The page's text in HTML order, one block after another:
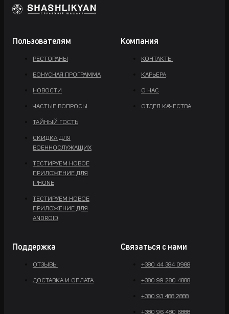
Пользователям
РЕСТОРАНЫ
БОНУСНАЯ ПРОГРАММА
НОВОСТИ
ЧАСТЫЕ ВОПРОСЫ
ТАЙНЫЙ ГОСТЬ
СКИДКА ДЛЯ
ВОЕННОСЛУЖАЩИХ
ТЕСТИРУЕМ НОВОЕ
ПРИЛОЖЕНИЕ ДЛЯ
IPHONE
ТЕСТИРУЕМ НОВОЕ
ПРИЛОЖЕНИЕ ДЛЯ
ANDROID
Компания
КОНТАКТЫ
КАРЬЕРА
О НАС
ОТДЕЛ КАЧЕСТВА
Поддержка
ОТЗЫВЫ
ДОСТАВКА И ОПЛАТА
Связаться с нами
+380 44 384 0988
+380 99 280 4888
+380 93 488 2888
+380 96 480 6888